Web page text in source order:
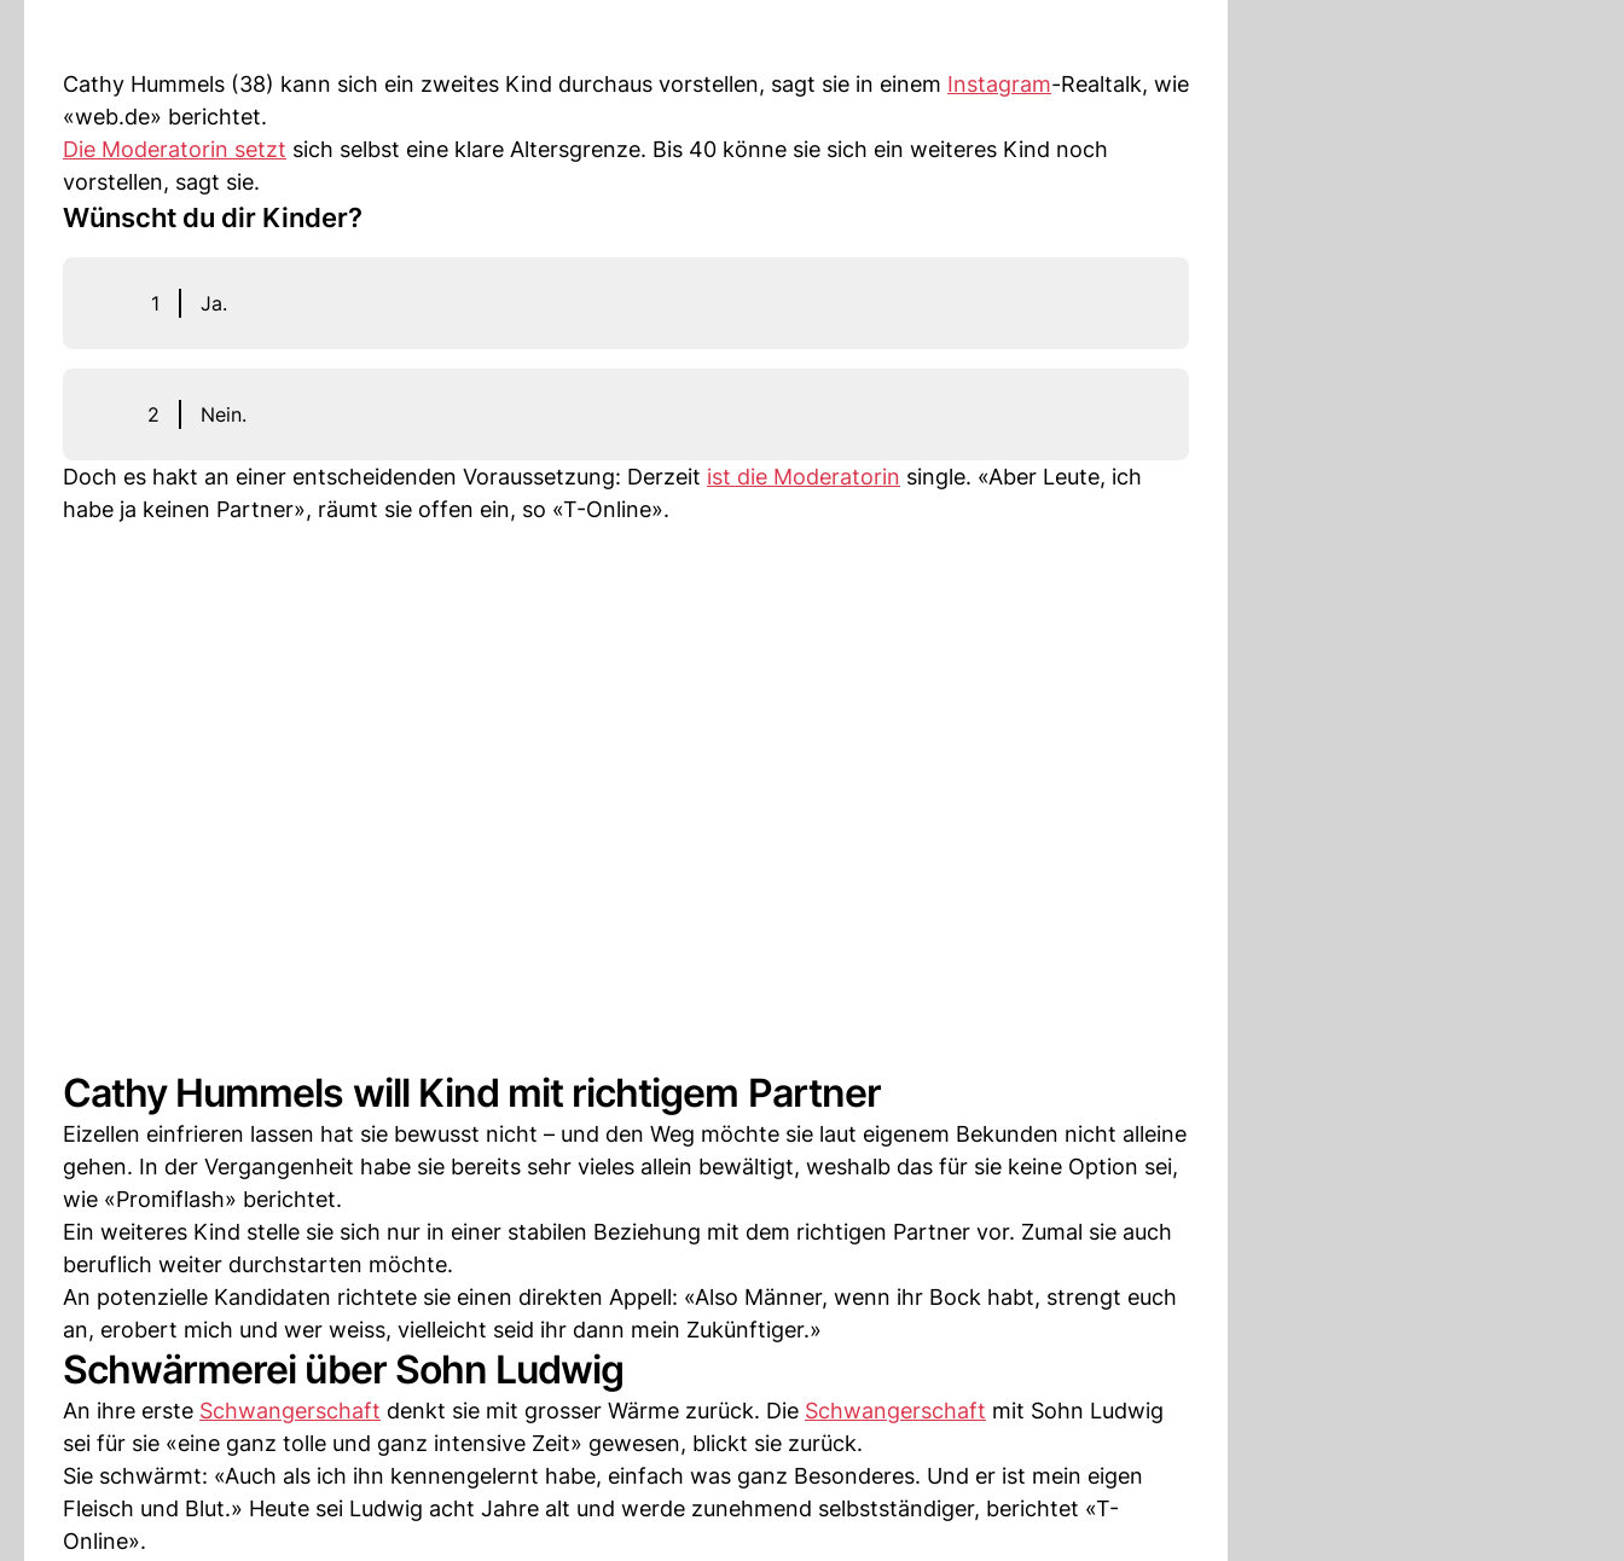
Cathy Hummels (38) kann sich ein zweites Kind durchaus vorstellen, sagt sie in einem Instagram-Realtalk, wie
«web.de» berichtet.
Die Moderatorin setzt sich selbst eine klare Altersgrenze. Bis 40 könne sie sich ein weiteres Kind noch
vorstellen, sagt sie.
Wünscht du dir Kinder?
1 Ja.
2 Nein.
Doch es hakt an einer entscheidenden Voraussetzung: Derzeit ist die Moderatorin single. «Aber Leute, ich
habe ja keinen Partner», räumt sie offen ein, so «T-Online».
Cathy Hummels will Kind mit richtigem Partner
Eizellen einfrieren lassen hat sie bewusst nicht – und den Weg möchte sie laut eigenem Bekunden nicht alleine
gehen. In der Vergangenheit habe sie bereits sehr vieles allein bewältigt, weshalb das für sie keine Option sei,
wie «Promiflash» berichtet.
Ein weiteres Kind stelle sie sich nur in einer stabilen Beziehung mit dem richtigen Partner vor. Zumal sie auch
beruflich weiter durchstarten möchte.
An potenzielle Kandidaten richtete sie einen direkten Appell: «Also Männer, wenn ihr Bock habt, strengt euch
an, erobert mich und wer weiss, vielleicht seid ihr dann mein Zukünftiger.»
Schwärmerei über Sohn Ludwig
An ihre erste Schwangerschaft denkt sie mit grosser Wärme zurück. Die Schwangerschaft mit Sohn Ludwig
sei für sie «eine ganz tolle und ganz intensive Zeit» gewesen, blickt sie zurück.
Sie schwärmt: «Auch als ich ihn kennengelernt habe, einfach was ganz Besonderes. Und er ist mein eigen
Fleisch und Blut.» Heute sei Ludwig acht Jahre alt und werde zunehmend selbstständiger, berichtet «T-
Online».